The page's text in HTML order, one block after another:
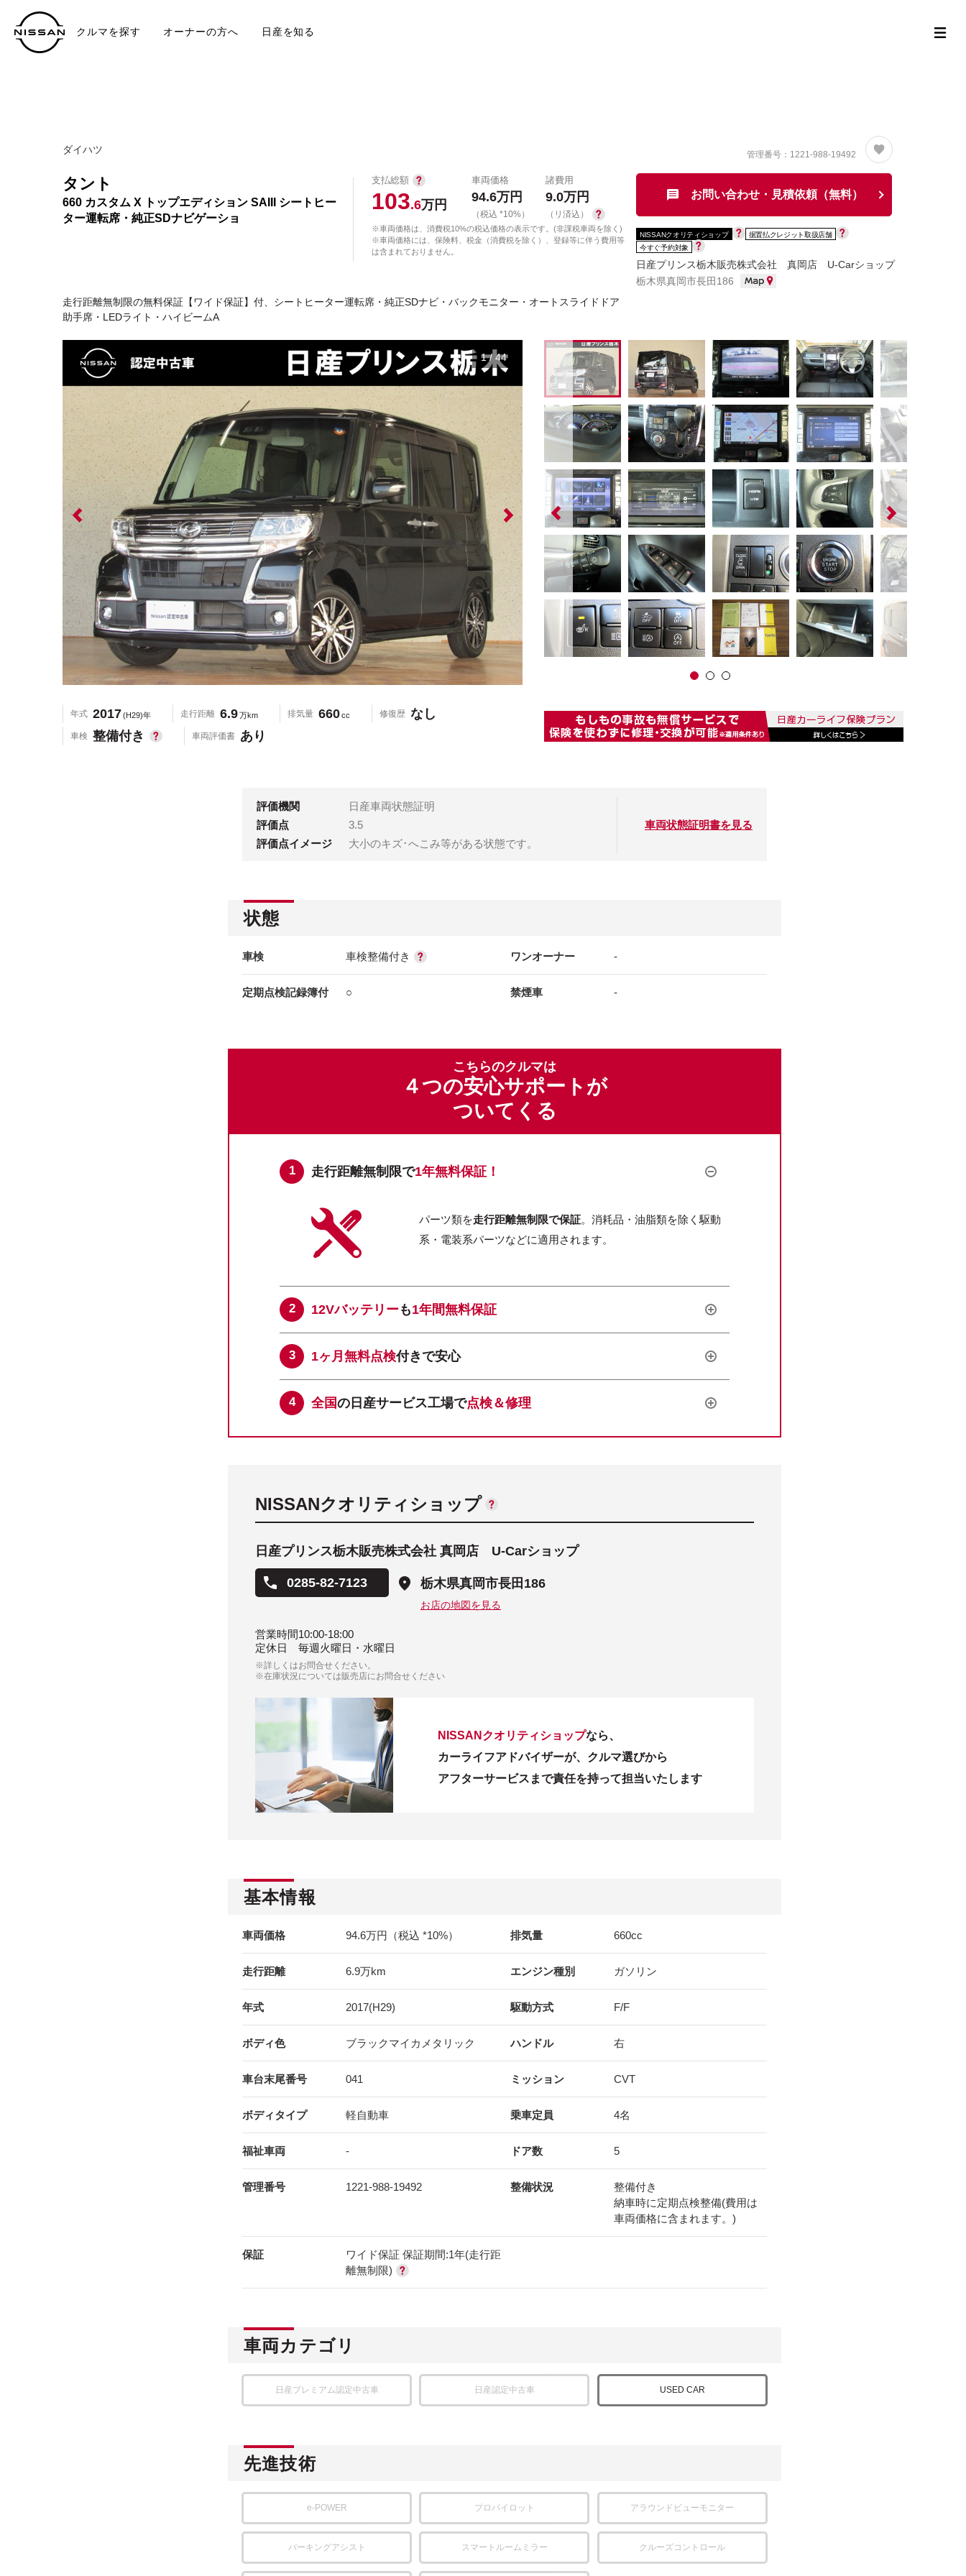
クルマを探す オーナーの方へ 日産を知る
ダイハツ
タント
660 カスタム X トップエディション SAIII シートヒー
ター運転席・純正SDナビゲーショ
支払総額
103.6万円
車両価格
94.6万円
（税込 *10%）
諸費用
9.0万円
（リ済込）
※車両価格は、消費税10%の税込価格の表示です。(非課税車両を除く)
※車両価格には、保険料、税金（消費税を除く）、登録等に伴う費用等
は含まれておりません。
走行距離無制限の無料保証【ワイド保証】付、シートヒーター運転席・純正SDナビ・バックモニター・オートスライドドア
助手席・LEDライト・ハイビームA
管理番号：1221-988-19492
お問い合わせ・見積依頼（無料）
NISSANクオリティショップ
据置払クレジット取扱店舗
今すぐ予約対象
日産プリンス栃木販売株式会社 真岡店 U-Carショップ
栃木県真岡市長田186
1/44
年式 2017(H29)年 走行距離 6.9万km 排気量 660cc 修復歴 なし
車検 整備付き 車両評価書 あり
評価機関
日産車両状態証明
評価点
3.5
評価点イメージ
大小のキズ･へこみ等がある状態です。
車両状態証明書を見る
状態
車検 車検整備付き ワンオーナー -
定期点検記録簿付 ○ 禁煙車 -
こちらのクルマは
４つの安心サポートが
ついてくる
走行距離無制限で1年無料保証！
パーツ類を走行距離無制限で保証。消耗品・油脂類を除く駆動
系・電装系パーツなどに適用されます。
12Vバッテリーも1年間無料保証
1ヶ月無料点検付きで安心
全国の日産サービス工場で点検＆修理
NISSANクオリティショップ
日産プリンス栃木販売株式会社 真岡店 U-Carショップ
0285-82-7123 栃木県真岡市長田186
お店の地図を見る
営業時間10:00-18:00
定休日
毎週火曜日・水曜日
※詳しくはお問合せください。
※在庫状況については販売店にお問合せください
NISSANクオリティショップなら、
カーライフアドバイザーが、クルマ選びから
アフターサービスまで責任を持って担当いたします
基本情報
車両価格 94.6万円（税込 *10%） 排気量 660cc
走行距離 6.9万km エンジン種別 ガソリン
年式 2017(H29) 駆動方式 F/F
ボディ色 ブラックマイカメタリック ハンドル 右
車台末尾番号 041 ミッション CVT
ボディタイプ 軽自動車 乗車定員 4名
福祉車両 - ドア数 5
管理番号 1221-988-19492 整備状況
整備付き
納車時に定期点検整備(費用は
車両価格に含まれます。)
保証
ワイド保証 保証期間:1年(走行距
離無制限)
車両カテゴリ
日産プレミアム認定中古車 日産認定中古車 USED CAR
先進技術
e-POWER プロパイロット アラウンドビューモニター
パーキングアシスト スマートルームミラー クルーズコントロール